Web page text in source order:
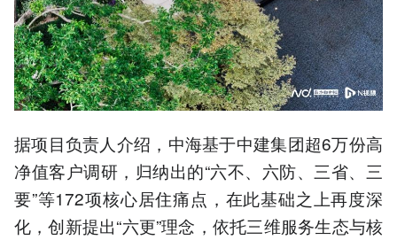
据项目负责人介绍，中海基于中建集团超6万份高
净值客户调研，归纳出的“六不、六防、三省、三
要”等172项核心居住痛点，在此基础之上再度深
化，创新提出“六更”理念，依托三维服务生态与核